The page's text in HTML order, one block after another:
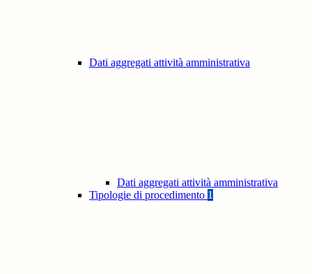
Dati aggregati attività amministrativa
Dati aggregati attività amministrativa
Tipologie di procedimento 1